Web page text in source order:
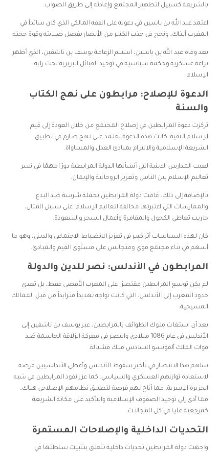
بالشريعة كسبيل لتطهير المجتمع وإعادته إلى طريق الصواب.
اعتمد عبد الله بن ياسين في دعوته على الفقه المالكي الذي كان سائداً في
المغرب آنذاك، ونجح في جذب الكثير من الأنصار بفضل صلابته وقوة حجته.
بعد وفاة عبد الله بن ياسين، استلم الزعامة يوسف بن تاشفين، الذي أظهر
براعة عسكرية وحكمة سياسية في توحيد القبائل البربرية تحت راية
الإسلام.
الدعوة للإصلاح: مرابطون على نهج الكتاب
والسنة
تركزت دعوة المرابطين في إصلاح المجتمع من خلال العودة إلى قيم
الإسلام النقية. كانت هذه الدعوة تعتمد على نهج صارم في تطبيق
الشريعة الإسلامية والالتزام بمبادئ العدل والمساواة.
لعبت المدارس الدينية التي أنشأتها الدولة المرابطية دورًا مهمًا في نشر
تعاليم الإسلام بين الناس وتعزيز الروحانية والإيمان.
بالإضافة إلى ذلك، قامت دولة المرابطين بحملة شرسة ضد البدع
والممارسات التي اعتبرتها مخالفة لتعاليم الإسلام. على سبيل المثال،
حاربت تعاطي الكحول والمقامرة وأعمال السحر والشعوذة.
كان لهذه السياسات أثر كبير في تعزيز الانضباط الاجتماعي والديني، وهو ما
أسهم في بناء مجتمع قوي ومتجانس على مستوى القيم والمبادئ.
المرابطون في الأندلس: نصر للدين والدولة
لم يكن توسع المرابطين مقتصرًا على المغرب الأقصى فقط، بل تعدى
حدود المغرب إلى الأندلس، التي كانت تواجه تهديداً متزايداً من قبل الممالك
المسيحية.
بعد أن استغاث ملوك الطوائف بالمرابطين، عبر يوسف بن تاشفين إلى
الأندلس في عام 1086 ميلادي وانتصر في معركة الزلاقة الحاسمة ضد
قوات الملك ألفونسو السادس ملك قشتالة.
ساهم هذا الانتصار في تأخير سقوط الأندلس وأعطى الأندلسيين فرصة
لاستعادة توازنهم العسكري والسياسي. كما عزز نفوذ المرابطين في شبه
الجزيرة الإيبيرية، مما أتاح لهم فرصة لتطبيق نظامهم الإصلاحي هناك،
مما أدى إلى توحيد الصفوف الإسلامية والتأكيد على مكانة الشريعة
كمرجعية عليا في كل المجالات.
التحديات الداخلية والإصلاحات المستمرة
واجهت دولة المرابطين تحديات داخلية تتعلق بتثبيت سلطتها في